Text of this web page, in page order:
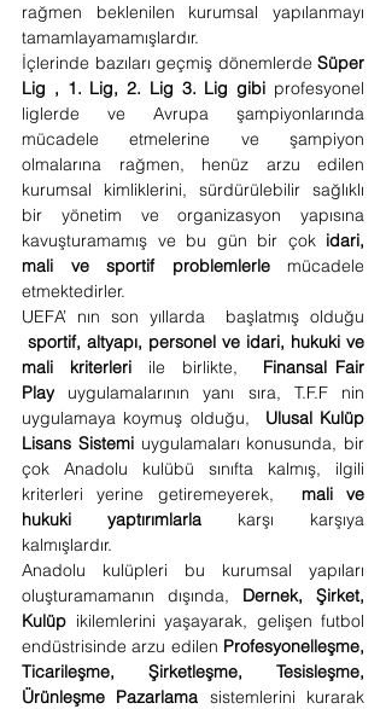
rağmen beklenilen kurumsal yapılanmayı
tamamlayamamışlardır.
İçlerinde bazıları geçmiş dönemlerde Süper
Lig , 1. Lig, 2. Lig 3. Lig gibi profesyonel
liglerde ve Avrupa şampiyonlarında
mücadele etmelerine ve şampiyon
olmalarına rağmen, henüz arzu edilen
kurumsal kimliklerini, sürdürülebilir sağlıklı
bir yönetim ve organizasyon yapısına
kavuşturamamış ve bu gün bir çok idari,
mali ve sportif problemlerle mücadele
etmektedirler.
sportif, altyapı, personel ve idari, hukuki ve
mali  kriterleri ile  birlikte,
Finansal Fair
Play uygulamalarının yanı sıra, T.F.F nin
uygulamaya koymuş olduğu, Ulusal Kulüp
Lisans Sistemi uygulamaları konusunda, bir
çok Anadolu kulübü sınıfta kalmış, ilgili
kriterleri yerine getiremeyerek,
mali ve
hukuki yaptırımlarla karşı karşıya
kalmışlardır.
Anadolu kulüpleri bu kurumsal yapıları
oluşturamamanın dışında, Dernek, Şirket,
Kulüp ikilemlerini yaşayarak, gelişen futbol
endüstrisinde arzu edilen Profesyonelleşme,
Ticarileşme, Şirketleşme, Tesisleşme,
Ürünleşme Pazarlama sistemlerini kurarak